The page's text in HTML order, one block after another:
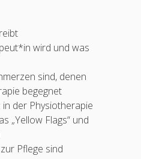
und die Zukunft des (Pain)
und Christoph Schwertfellner
in Österreich und
Qualitätsmanagement in der
wird und was
sind, denen
begegnet
der Physiotherapie
„Yellow Flags“ und
Pflege sind